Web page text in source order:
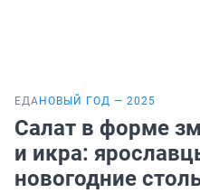
ЕДА НОВЫЙ ГОД — 2025
Салат в форме
и икра:
новогодние